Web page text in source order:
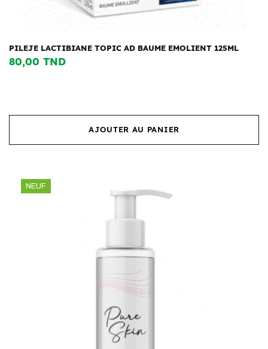
PILEJE LACTIBIANE TOPIC AD BAUME EMOLIENT 125ML
80,00 TND
AJOUTER AU PANIER
NEUF